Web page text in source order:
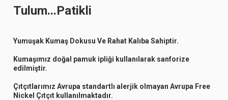
Tulum...Patikli
Yumuşak Kumaş Dokusu Ve Rahat Kalıba Sahiptir.
Kumaşımız doğal pamuk ipliği kullanılarak sanforize
edilmiştir.
Çıtçıtlarımız Avrupa standartlı alerjik olmayan Avrupa Free
Nickel Çıtçıt kullanılmaktadır.